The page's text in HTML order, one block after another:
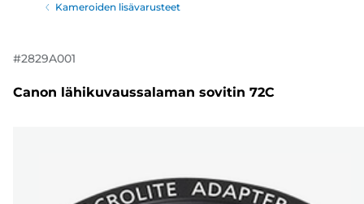
Kameroiden lisävarusteet
#2829A001
Canon lähikuvaussalaman sovitin 72C